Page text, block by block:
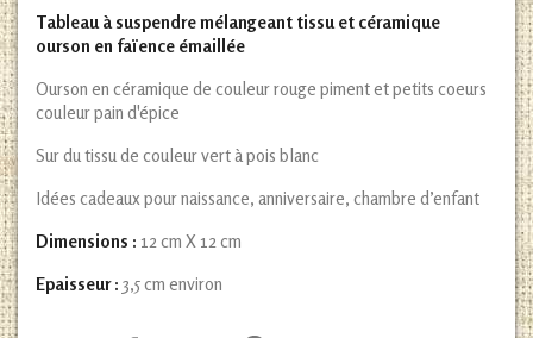
Tableau à suspendre mélangeant tissu et céramique
ourson en faïence émaillée
Ourson en céramique de couleur rouge piment et petits coeurs
couleur pain d'épice
Sur du tissu de couleur vert à pois blanc
Idées cadeaux pour naissance, anniversaire, chambre d’enfant
Dimensions : 12 cm X 12 cm
Epaisseur : 3,5 cm environ